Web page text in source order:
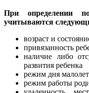
При определении
учитываются
возраст и
привязанность
наличие либо
развития ребенка
режим дня
режим работы